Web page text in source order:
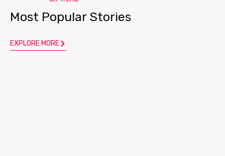
Most Popular Stories
EXPLORE MORE